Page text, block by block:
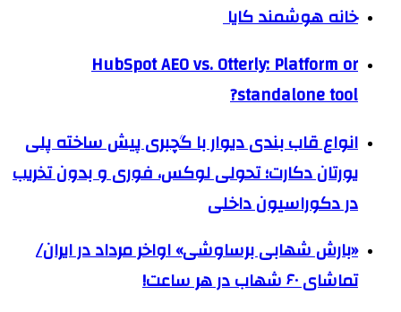
خانه هوشمند کایا
HubSpot AEO vs. Otterly: Platform or
standalone tool?
انواع قاب بندی دیوار با گچبری پیش ساخته پلی
یورتان دکارت؛ تحولی لوکس، فوری و بدون تخریب
در دکوراسیون داخلی
«بارش شهابی برساوشی» اواخر مرداد در ایران/
تماشای ۶۰ شهاب در هر ساعت!